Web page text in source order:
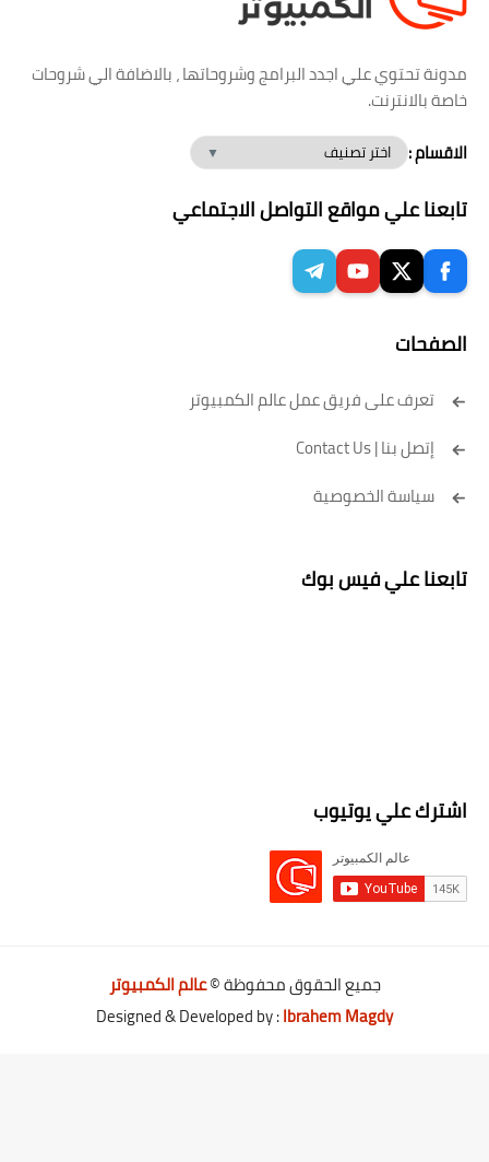
مدونة تحتوي علي اجدد البرامج وشروحاتها ، بالاضافة الي شروحات
خاصة بالانترنت.
الاقسام :
تابعنا علي مواقع التواصل الاجتماعي
الصفحات
تعرف على فريق عمل عالم الكمبيوتر
إتصل بنا | Contact Us
سياسة الخصوصية
تابعنا علي فيس بوك
اشترك علي يوتيوب
جميع الحقوق محفوظة ©عالم الكمبيوتر
Designed & Developed by :Ibrahem Magdy